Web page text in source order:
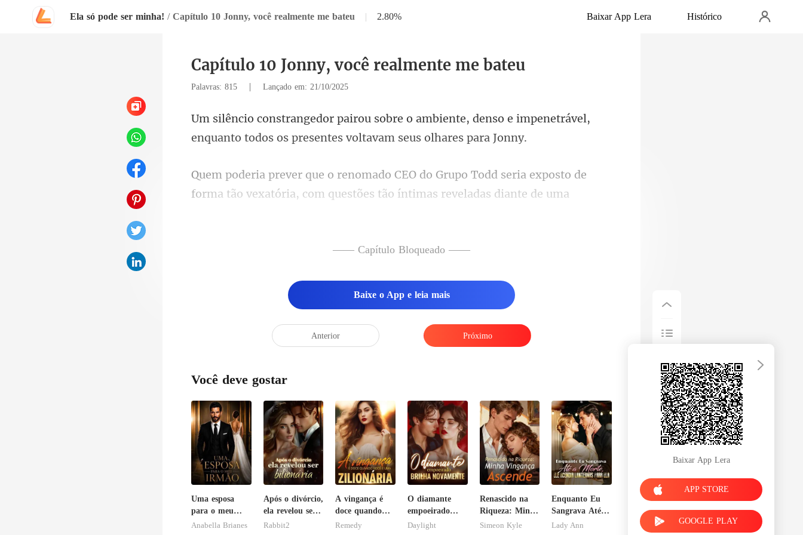
Ela só pode ser minha! / Capítulo 10 Jonny, você realmente me bateu | 2.80% Baixar App Lera Histórico
Capítulo 10 Jonny, você realmente me bateu
Palavras: 815 | Lançado em: 21/10/2025
ente, denso e impenetrável,
enquanto todos os
eria exposto de
forma tão vexatória, com questões tão
escapou de Ryl—— Capítulo Bloqueado ——
Baixe o App e leia mais
Anterior Próximo
Você deve gostar
Uma esposa
para o meu
irmão
Anabella Brianes
Após o divórcio,
ela revelou ser
bilionária
Rabbit2
A vingança é
doce quando
você é uma
Remedy
O diamante
empoeirado
brilha
Daylight
Renascido na
Riqueza: Minha
Vingança
Simeon Kyle
Enquanto Eu
Sangrava Até a
Morte, Ele
Lady Ann
Baixar App Lera
APP STORE
GOOGLE PLAY